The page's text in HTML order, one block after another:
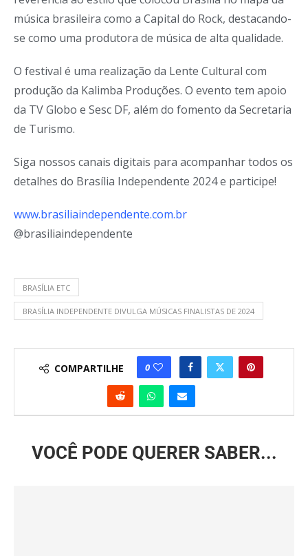
música brasileira como a Capital do Rock, destacando-
se como uma produtora de música de alta qualidade.
O festival é uma realização da Lente Cultural com
produção da Kalimba Produções. O evento tem apoio
da TV Globo e Sesc DF, além do fomento da Secretaria
de Turismo.
Siga nossos canais digitais para acompanhar todos os
detalhes do Brasília Independente 2024 e participe!
www.brasiliaindependente.com.br
@brasiliaindependente
BRASÍLIA ETC
BRASÍLIA INDEPENDENTE DIVULGA MÚSICAS FINALISTAS DE 2024
COMPARTILHE 0
VOCÊ PODE QUERER SABER...